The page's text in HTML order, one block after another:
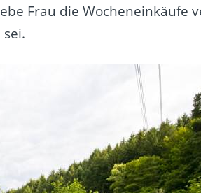
Frau die Wocheneinkäufe